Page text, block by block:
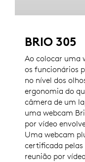
BRIO 305
Ao colocar uma
os funcionários
no nível dos
ergonomia do
câmera de um
uma webcam
por vídeo
Uma webcam
certificada
reunião por